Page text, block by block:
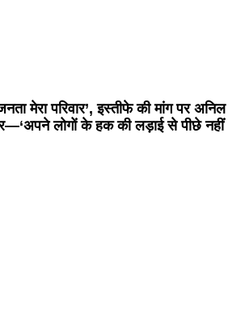
मेरा परिवार’, इस्तीफे की मांग पर अनिल
लोगों के हक की लड़ाई से पीछे नहीं